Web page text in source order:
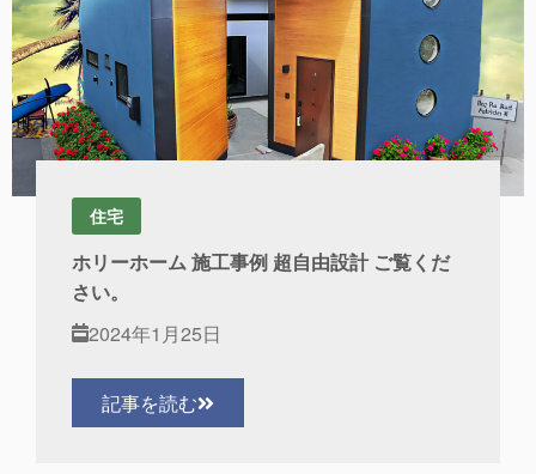
住宅
ホリーホーム 施工事例 超自由設計 ご覧くだ
さい。
2024年1月25日
記事を読む